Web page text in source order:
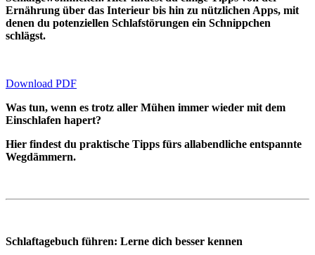
Ernährung über das Interieur bis hin zu nützlichen Apps, mit
denen du potenziellen Schlafstörungen ein Schnippchen
schlägst.
Download PDF
Was tun, wenn es trotz aller Mühen immer wieder mit dem
Einschlafen hapert?
Hier findest du praktische Tipps fürs allabendliche entspannte
Wegdämmern.
Schlaftagebuch führen: Lerne dich besser kennen